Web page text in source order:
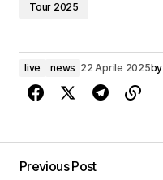
Tour 2025
live news 22 Aprile 2025by
Previous Post